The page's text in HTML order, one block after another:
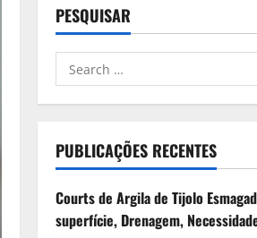
PESQUISAR
Search
for:
PUBLICAÇÕES RECENTES
Courts de Argila de Tijolo
superfície, Drenagem,